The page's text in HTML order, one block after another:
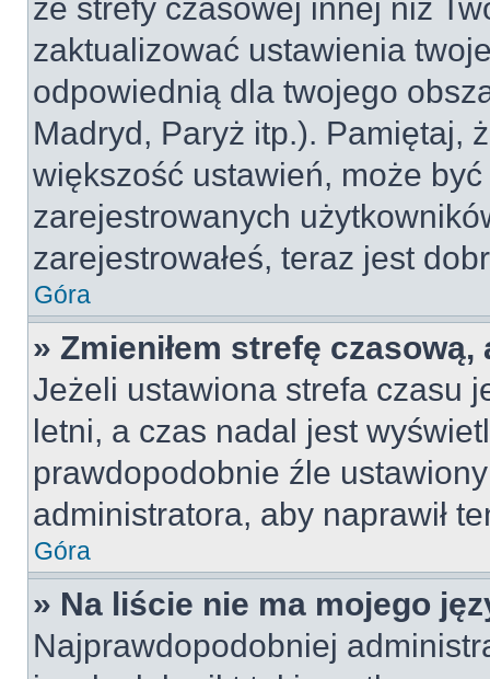
ze strefy czasowej innej niż
zaktualizować ustawienia
odpowiednią dla twojego
Madryd, Paryż itp.). Pamiętaj,
większość ustawień, może
zarejestrowanych
zarejestrowałeś, teraz jest
Góra
» Zmieniłem strefę
Jeżeli ustawiona strefa czasu
letni, a czas nadal jest
prawdopodobnie źle
administratora, aby naprawił
Góra
» Na liście nie ma mojego
Najprawdopodobniej